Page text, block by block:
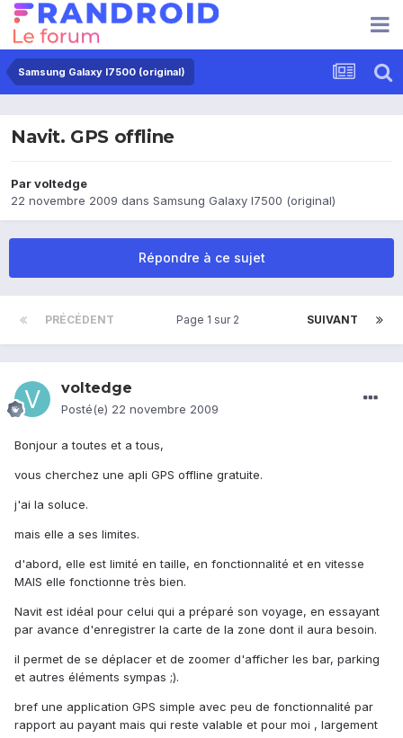
Samsung Galaxy I7500 (original)
Navit. GPS offline
Parvoltedge
22 novembre 2009 dans Samsung Galaxy I7500 (original)
Répondre à ce sujet
PRÉCÉDENT SUIVANT
Page 1 sur 2
voltedge
Posté(e) 22 novembre 2009
Bonjour a toutes et a tous,
vous cherchez une apli GPS offline gratuite.
j'ai la soluce.
mais elle a ses limites.
d'abord, elle est limité en taille, en fonctionnalité et en vitesse
MAIS elle fonctionne très bien.
Navit est idéal pour celui qui a préparé son voyage, en essayant
par avance d'enregistrer la carte de la zone dont il aura besoin.
il permet de se déplacer et de zoomer d'afficher les bar, parking
et autres éléments sympas ;).
bref une application GPS simple avec peu de fonctionnalité par
rapport au payant mais qui reste valable et pour moi , largement